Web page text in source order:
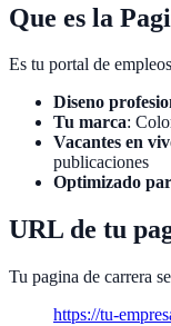
Que es la
Es tu portal de
Diseno
Tu marca:
Vacantes en
publicaciones
Optimizado
URL de tu
Tu pagina de carrera
https://tu-